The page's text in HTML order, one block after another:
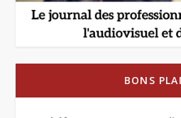
BONS